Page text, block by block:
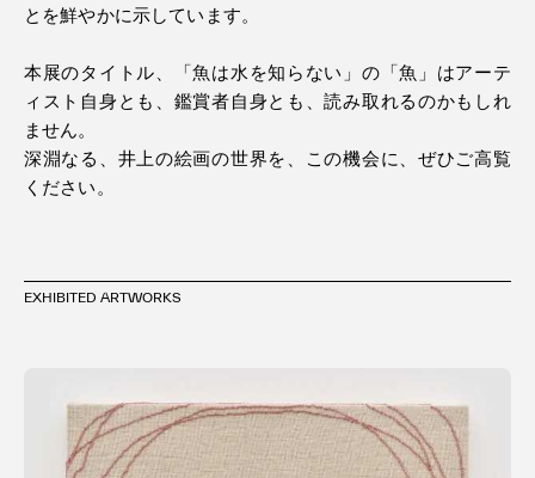
とを鮮やかに示しています。
本展のタイトル、「魚は水を知らない」の「魚」はアーテ
ィスト自身とも、鑑賞者自身とも、読み取れるのかもしれ
ません。
深淵なる、井上の絵画の世界を、この機会に、ぜひご高覧
ください。
EXHIBITED ARTWORKS